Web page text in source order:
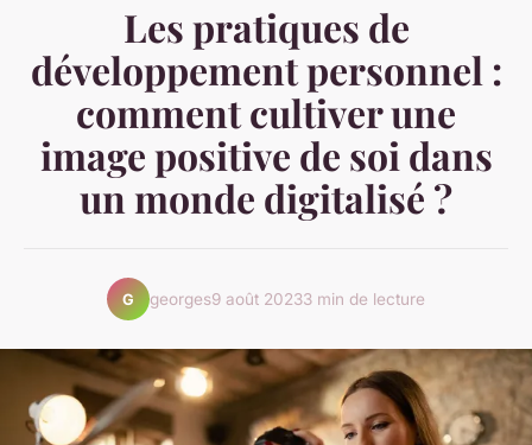
Les pratiques de
développement personnel :
comment cultiver une
image positive de soi dans
un monde digitalisé ?
G georges9 août 20233 min de lecture